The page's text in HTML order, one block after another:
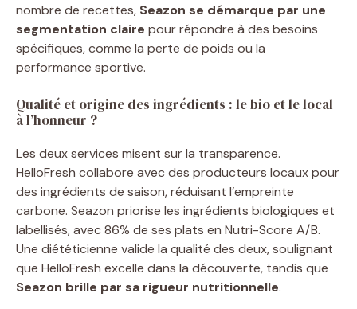
nombre de recettes, Seazon se démarque par une
segmentation claire pour répondre à des besoins
spécifiques, comme la perte de poids ou la
performance sportive.
Qualité et origine des ingrédients : le bio et le local
à l’honneur ?
Les deux services misent sur la transparence.
HelloFresh collabore avec des producteurs locaux pour
des ingrédients de saison, réduisant l’empreinte
carbone. Seazon priorise les ingrédients biologiques et
labellisés, avec 86% de ses plats en Nutri-Score A/B.
Une diététicienne valide la qualité des deux, soulignant
que HelloFresh excelle dans la découverte, tandis que
Seazon brille par sa rigueur nutritionnelle.